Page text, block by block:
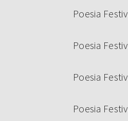
Poesia
Poesia
Poesia
Poesia